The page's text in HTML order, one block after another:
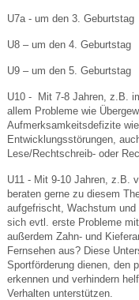
U7a - um den 3. Geburtstag
U8 – um den 4. Geburtstag
U9 – um den 5. Geburtstag
U10 - Mit 7-8 Jahren, z.B.
allem Probleme wie
Aufmerksamkeitsdefizite
Entwicklungsstörungen,
Lese/Rechtschreib- oder
U11 - Mit 9-10 Jahren, z.B.
beraten gerne zu diesem
aufgefrischt, Wachstum
sich evtl. erste Probleme
außerdem Zahn- und
Fernsehen aus? Diese
Sportförderung dienen, den
erkennen und verhindern
Verhalten unterstützen.